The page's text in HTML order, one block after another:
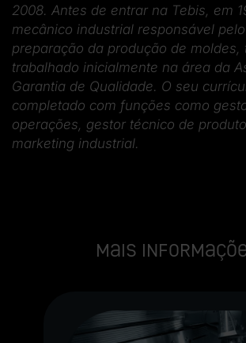
2008. Antes de entrar na Tebis, em
mecânico industrial responsável
preparação da produção de moldes,
trabalhado inicialmente na área da
Garantia de Qualidade. O seu
completado com funções como
operações, gestor técnico de
marketing industrial.
Mais